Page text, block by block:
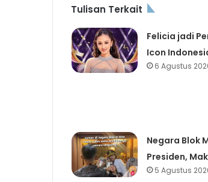
Tulisan Terkait
Felicia jadi
Icon
6 Agustus
Negara Blok
Presiden,
5 Agustus